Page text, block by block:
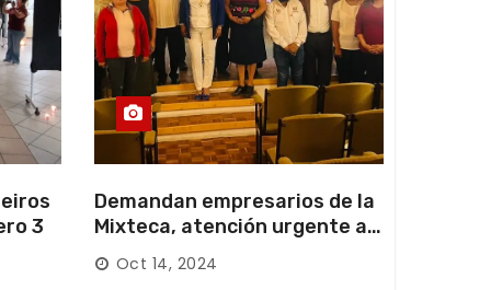
3
Demandan empresarios de la
Mixteca, atención urgente a
las carreteras locales y
federales
Oct 14, 2024